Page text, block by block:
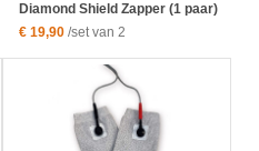
Diamond Shield Zapper (1 paar)
€ 19,90/set van 2